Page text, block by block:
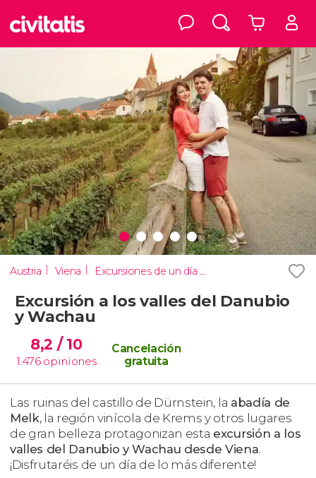
Austria Viena Excursiones de un día desde Viena
Excursión a los valles del Danubio
y Wachau
8,2 / 10
1.476 opiniones
Cancelación
gratuita
Las ruinas del castillo de Dürnstein, la abadía de
Melk, la región vinícola de Krems y otros lugares
de gran belleza protagonizan esta excursión a los
valles del Danubio y Wachau desde Viena.
¡Disfrutaréis de un día de lo más diferente!